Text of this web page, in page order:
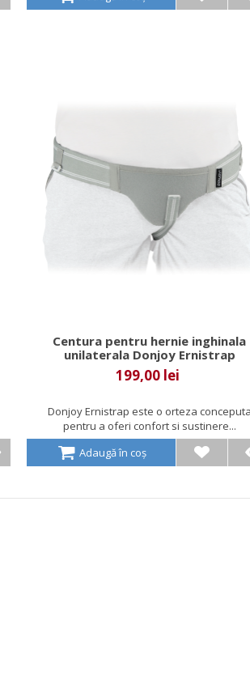
Centura pentru hernie inghinala
unilaterala Donjoy Ernistrap
199,00 lei
Donjoy Ernistrap este o orteza
pentru a oferi confort si sustinere...
Adaugă în coș